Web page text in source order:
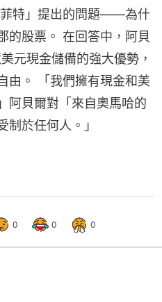
菲特」提出的問題——為什
的股票。 在回答中，阿貝
元現金儲備的強大優勢，
由。 「我們擁有現金和美
阿貝爾對「來自奧馬哈的
制於任何人。」
0 0 0